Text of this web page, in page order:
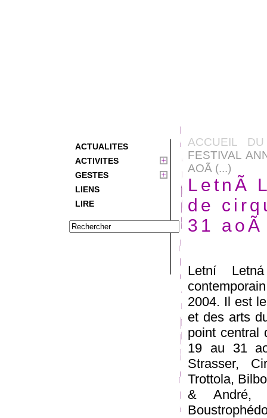
ACTUALITES
ACTIVITES
GESTES
LIENS
LIRE
ACCUEIL
FESTIVAL
AOÃ (...)
LetnÃ­
de
31
Letní
2004. Il est
et des arts
point central
19 au 31
Strasser,
Trottola,
& André,